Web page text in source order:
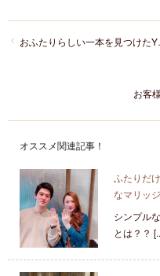
おふたりらしい一本を見つけたY様&M様の結婚指輪選び
お客
オススメ関連記事！
ふたりだ
なマリッ
シンプル
とは？？